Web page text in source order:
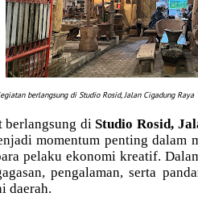
berlangsung diStudio Rosid, Jalan Cigadung
berlangsung diStudio Rosid,
momentum penting dalam
pelaku ekonomi kreatif.
pengalaman, serta
daerah.